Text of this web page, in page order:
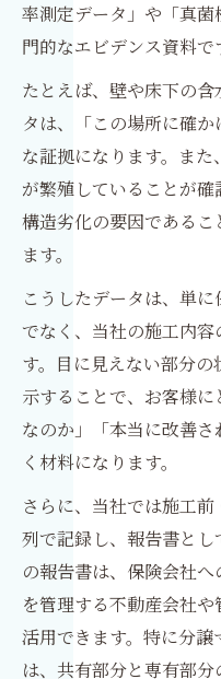
率測定データ」や「真
門的なエビデンス資料で
たとえば、壁や床下の
タは、「この場所に確
な証拠になります。ま
が繁殖していることが
構造劣化の要因である
ます。
こうしたデータは、単
でなく、当社の施工内
す。目に見えない部分
示することで、お客様
なのか」「本当に改善
く材料になります。
さらに、当社では施工
列で記録し、報告書と
の報告書は、保険会社
を管理する不動産会社や
活用できます。特に分
は、共有部分と専有部